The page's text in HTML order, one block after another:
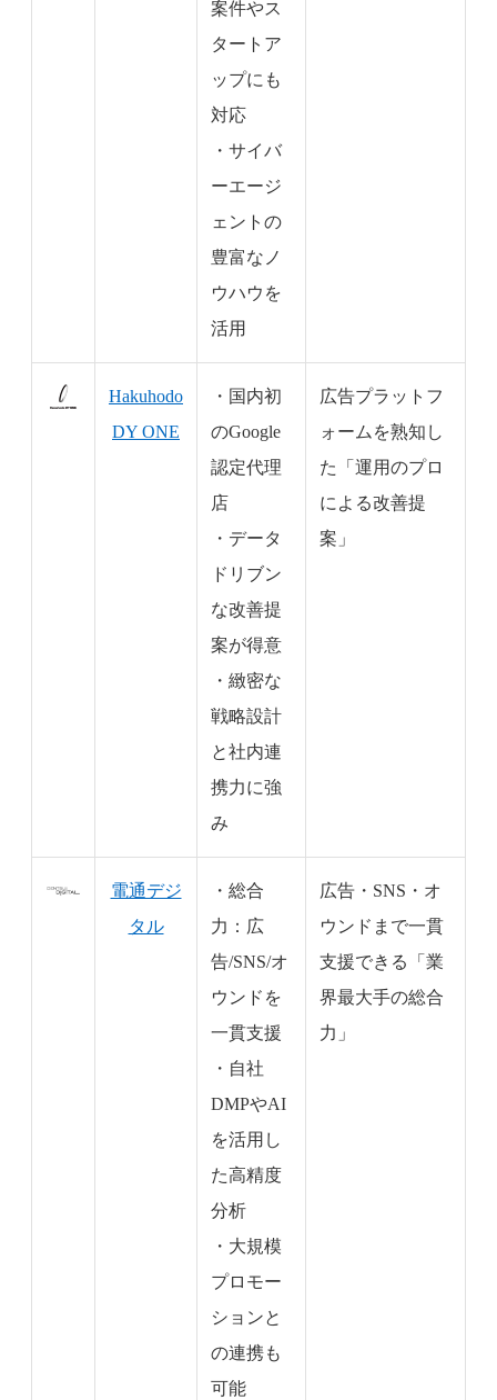
案件やス
タートア
ップにも
対応
・サイバ
ーエージ
ェントの
豊富なノ
ウハウを
活用
Hakuhodo
DY ONE
・国内初
のGoogle
認定代理
店
・データ
ドリブン
な改善提
案が得意
・緻密な
戦略設計
と社内連
携力に強
み
広告プラットフ
ォームを熟知し
た「運用のプロ
による改善提
案」
電通デジ
タル
・総合
力：広
告/SNS/オ
ウンドを
一貫支援
・自社
DMPやAI
を活用し
た高精度
分析
・大規模
プロモー
ションと
の連携も
可能
広告・SNS・オ
ウンドまで一貫
支援できる「業
界最大手の総合
力」